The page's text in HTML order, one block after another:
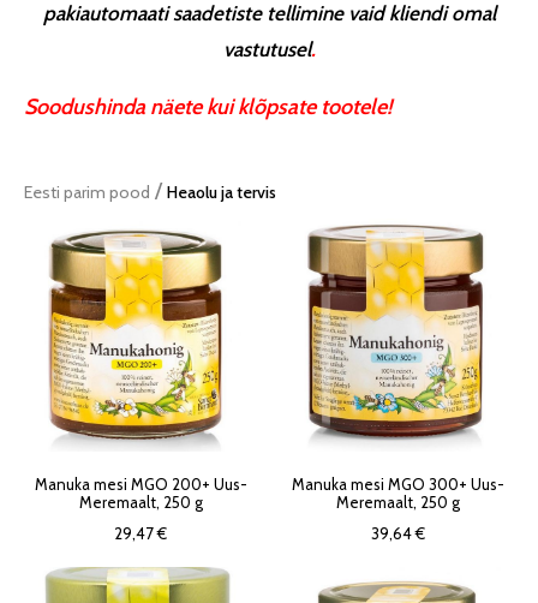
pakiautomaati saadetiste tellimine vaid kliendi omal
vastutusel.
Soodushinda näete kui klõpsate tootele!
Eesti parim pood / Heaolu ja tervis
Manuka mesi MGO 200+ Uus-
Meremaalt, 250 g
29,47 €
Manuka mesi MGO 300+ Uus-
Meremaalt, 250 g
39,64 €